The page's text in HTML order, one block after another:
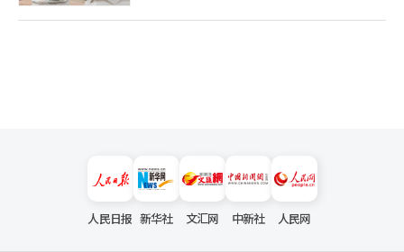
人民日报 新华社 文汇网 中新社 人民网